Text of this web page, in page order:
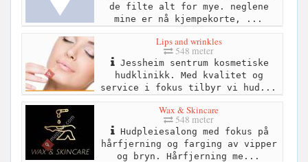
de filte alt for mye. neglene
mine er nå kjempekorte, ...
Lips and wrinkles
548 meter
Jessheim sentrum kosmetiske
hudklinikk. Med kvalitet og
service i fokus tilbyr vi hud...
Wax & Skincare
548 meter
Hudpleiesalong med fokus på
hårfjerning og farging av vipper
og bryn. Hårfjerning me...